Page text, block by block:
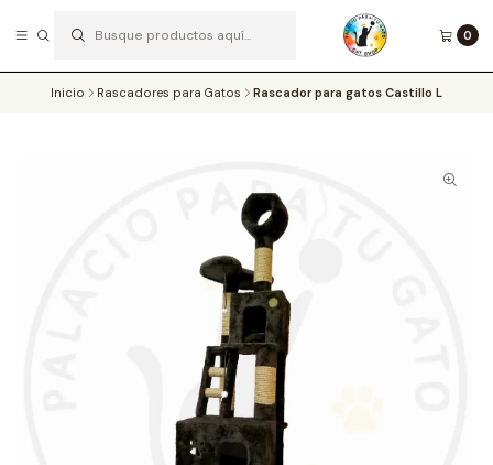
0
SOMOS EXPERTOS EN EL ENRIQUECIMIENTO AMBIENTAL DE LOS MICHIS Leer más
Inicio Rascadores para Gatos Rascador para gatos Castillo L